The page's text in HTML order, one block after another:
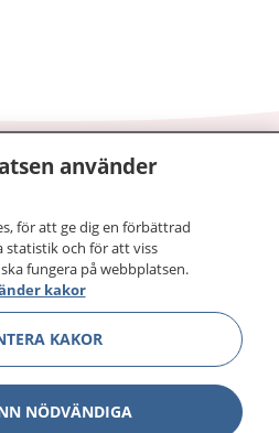
din hälsa och vård
hälsa och information om
du kan kontakta.
journal och göra dina
1177 för
runt.
må bättre.
använder
för att ge dig en förbättrad
statistik och för att viss
fungera på webbplatsen.
kakor
KAKOR
NÖDVÄNDIGA